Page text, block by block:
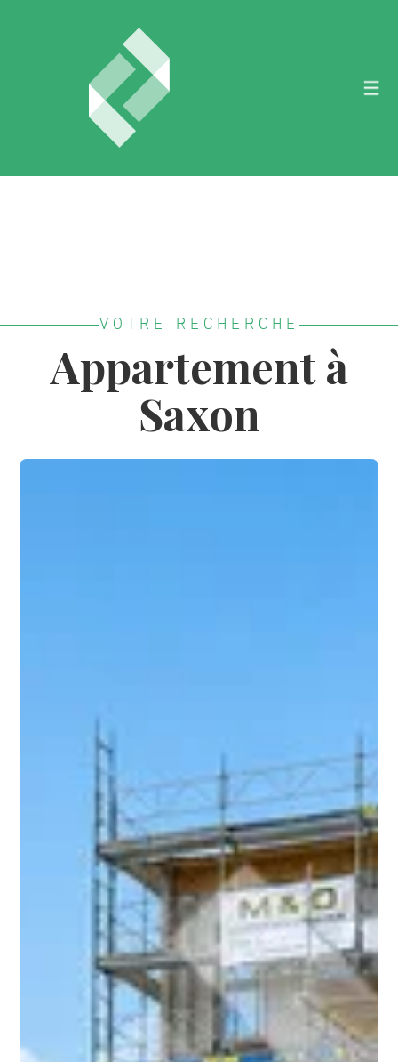
VOTRE RECHERCHE
Appartement à
Saxon